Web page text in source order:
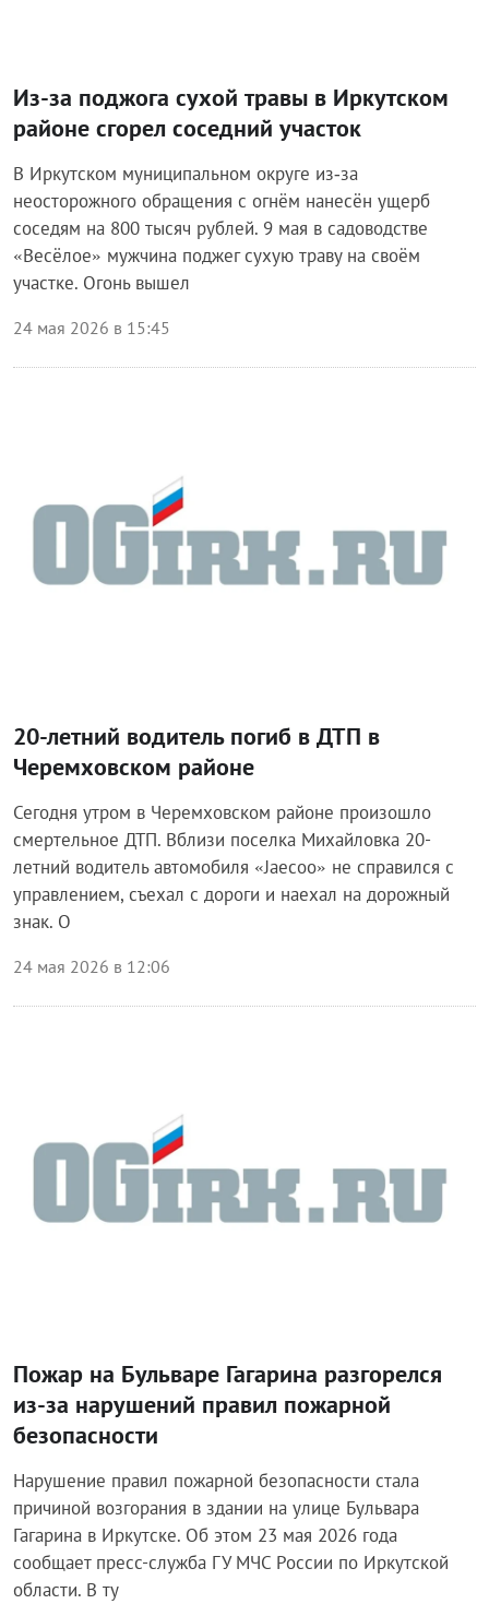
Из-за поджога сухой травы в Иркутском
районе сгорел соседний участок
В Иркутском муниципальном округе из‑за
неосторожного обращения с огнём нанесён ущерб
соседям на 800 тысяч рублей. 9 мая в садоводстве
«Весёлое» мужчина поджег сухую траву на своём
участке. Огонь вышел
24 мая 2026 в 15:45
20-летний водитель погиб в ДТП в
Черемховском районе
Сегодня утром в Черемховском районе произошло
смертельное ДТП. Вблизи поселка Михайловка 20-
летний водитель автомобиля «Jaecoo» не справился с
управлением, съехал с дороги и наехал на дорожный
знак. О
24 мая 2026 в 12:06
Пожар на Бульваре Гагарина разгорелся
из-за нарушений правил пожарной
безопасности
Нарушение правил пожарной безопасности стала
причиной возгорания в здании на улице Бульвара
Гагарина в Иркутске. Об этом 23 мая 2026 года
сообщает пресс-служба ГУ МЧС России по Иркутской
области. В ту